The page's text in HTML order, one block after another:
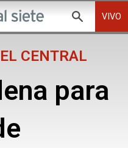
VIVO
CENTRAL
para